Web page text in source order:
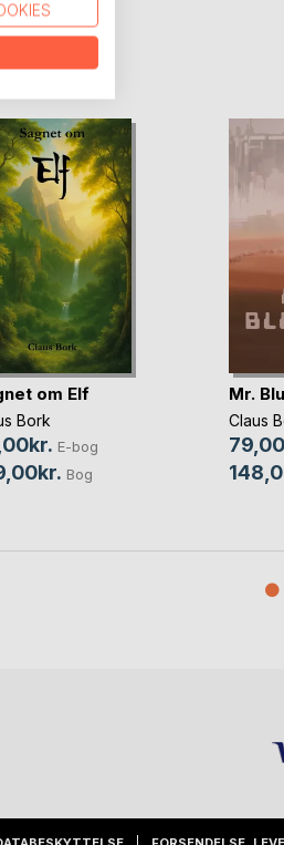
om Elf
Bork
E-bog
Bog
Mr.
Claus